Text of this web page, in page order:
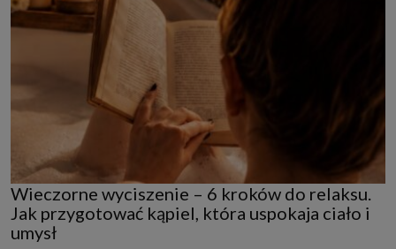
Wieczorne wyciszenie – 6 kroków do relaksu.
Jak przygotować kąpiel, która uspokaja ciało i
umysł